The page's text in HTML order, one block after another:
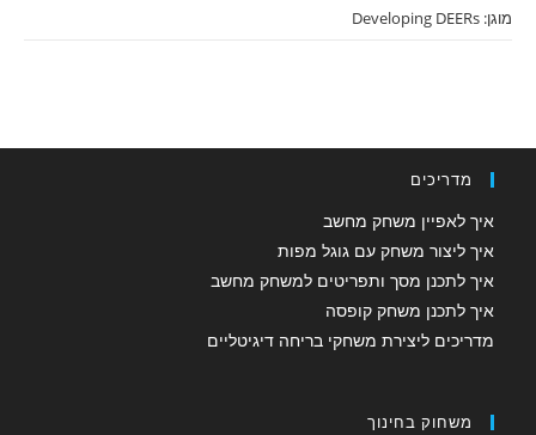
מוגן: Developing DEERs
מדריכים
איך לאפיין משחק מחשב
איך ליצור משחק עם גוגל מפות
איך לתכנן מסך ותפריטים למשחק מחשב
איך לתכנן משחק קופסה
מדריכים ליצירת משחקי בריחה דיגיטליים
משחוק בחינוך